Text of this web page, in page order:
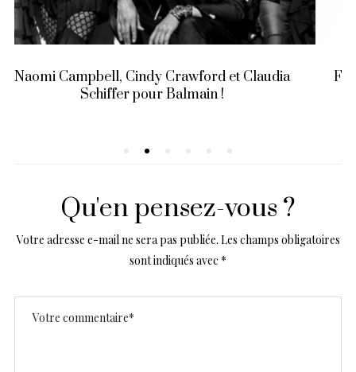
Front Row Chloé : Les connaissez-vous toutes
Qu'en pensez-vous ?
Votre adresse e-mail ne sera pas publiée. Les champs obligatoires
sont indiqués avec *